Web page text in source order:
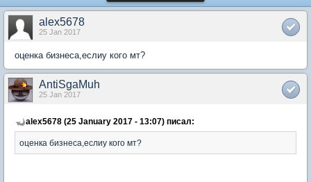
alex5678
25 Jan 2017
оценка бизнеса,еслиу кого мт?
AntiSgaMuh
25 Jan 2017
alex5678 (25 January 2017 - 13:07) писал:
оценка бизнеса,еслиу кого мт?